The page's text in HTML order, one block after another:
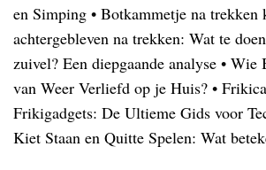
en Simping • Botkammetje na trekken
achtergebleven na trekken: Wat te
zuivel? Een diepgaande analyse • Wie
van Weer Verliefd op je Huis? •
Frikigadgets: De Ultieme Gids voor
Kiet Staan en Quitte Spelen: Wat